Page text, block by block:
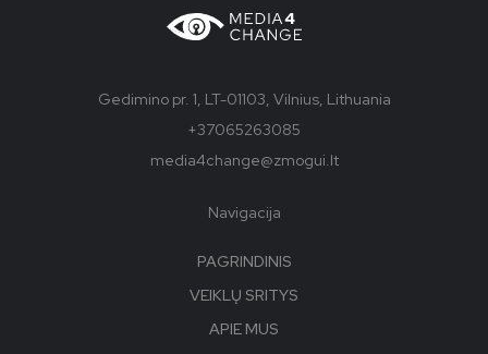
Gedimino pr. 1, LT-01103, Vilnius, Lithuania
+37065263085
media4change@zmogui.lt
Navigacija
PAGRINDINIS
VEIKLŲ SRITYS
APIE MUS